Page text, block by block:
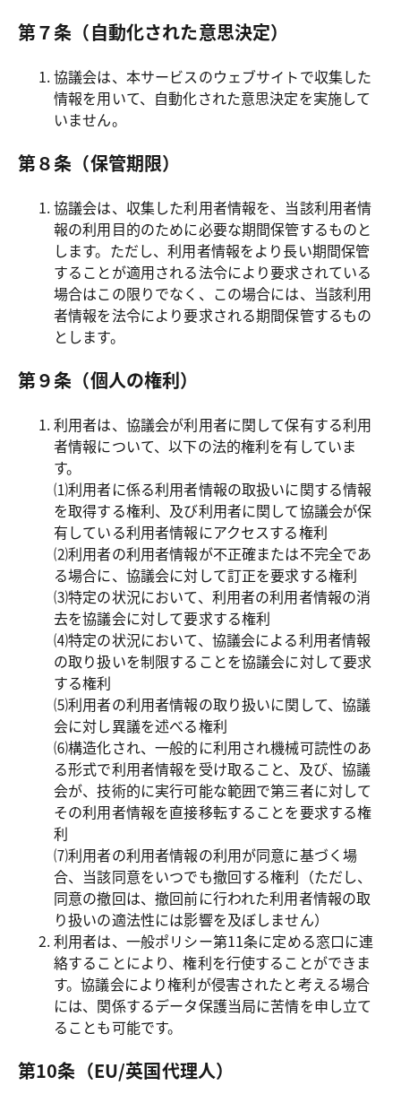
第７条（自動化された意思決定）
協議会は、本サービスのウェブサイトで収集した
情報を用いて、自動化された意思決定を実施して
いません。
第８条（保管期限）
協議会は、収集した利用者情報を、当該利用者情
報の利用目的のために必要な期間保管するものと
します。ただし、利用者情報をより長い期間保管
することが適用される法令により要求されている
場合はこの限りでなく、この場合には、当該利用
者情報を法令により要求される期間保管するもの
とします。
第９条（個人の権利）
利用者は、協議会が利用者に関して保有する利用
者情報について、以下の法的権利を有していま
す。
⑴利用者に係る利用者情報の取扱いに関する情報
を取得する権利、及び利用者に関して協議会が保
有している利用者情報にアクセスする権利
⑵利用者の利用者情報が不正確または不完全であ
る場合に、協議会に対して訂正を要求する権利
⑶特定の状況において、利用者の利用者情報の消
去を協議会に対して要求する権利
⑷特定の状況において、協議会による利用者情報
の取り扱いを制限することを協議会に対して要求
する権利
⑸利用者の利用者情報の取り扱いに関して、協議
会に対し異議を述べる権利
⑹構造化され、一般的に利用され機械可読性のあ
る形式で利用者情報を受け取ること、及び、協議
会が、技術的に実行可能な範囲で第三者に対して
その利用者情報を直接移転することを要求する権
利
⑺利用者の利用者情報の利用が同意に基づく場
合、当該同意をいつでも撤回する権利（ただし、
同意の撤回は、撤回前に行われた利用者情報の取
り扱いの適法性には影響を及ぼしません）
利用者は、一般ポリシー第11条に定める窓口に連
絡することにより、権利を行使することができま
す。協議会により権利が侵害されたと考える場合
には、関係するデータ保護当局に苦情を申し立て
ることも可能です。
第10条（EU/英国代理人）